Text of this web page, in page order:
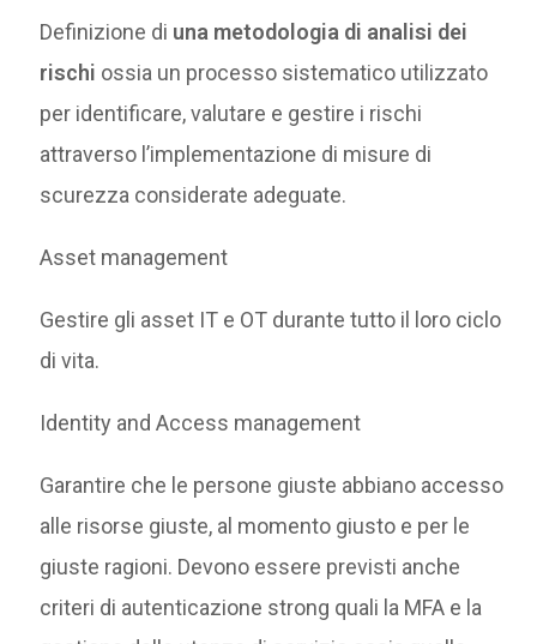
Definizione di una metodologia di analisi dei
rischi ossia un processo sistematico utilizzato
per identificare, valutare e gestire i rischi
attraverso l’implementazione di misure di
scurezza considerate adeguate.
Asset management
Gestire gli asset IT e OT durante tutto il loro ciclo
di vita.
Identity and Access management
Garantire che le persone giuste abbiano accesso
alle risorse giuste, al momento giusto e per le
giuste ragioni. Devono essere previsti anche
criteri di autenticazione strong quali la MFA e la